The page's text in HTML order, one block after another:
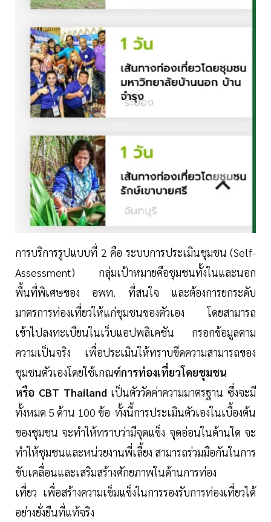
การบริการรูปแบบที่ 2 คือ ระบบการประเมินชุมชน (Self-
Assessment) กลุ่มเป้าหมายคือชุมชนทั้งในและนอก
พื้นที่พิเศษของ อพท. ที่สนใจ และต้องการยกระดับ
มาตรการท่องเที่ยวให้แก่ชุมชนของตัวเอง โดยสามารถ
เข้าไปลงทะเบียนในเว็บแอปพลิเคชัน กรอกข้อมูลตาม
ความเป็นจริง เพื่อประเมินให้ทราบขีดความสามารถของ
ชุมชนตัวเองโดยใช้เกณฑ์การท่องเที่ยวโดยชุมชน
หรือ CBT Thailand เป็นตัววัดค่าความมาตรฐาน ซึ่งจะมี
ทั้งหมด 5 ด้าน 100 ข้อ ทั้งนี้การประเมินตัวเองในเบื้องต้น
ของชุมชน จะทำให้ทราบว่ามีจุดแข็ง จุดอ่อนในด้านใด จะ
ทำให้ชุมชนและหน่วยงานพี่เลี้ยง สามารถร่วมมือกันในการ
ขับเคลื่อนและเสริมสร้างศักยภาพในด้านการท่อง
เที่ยว เพื่อสร้างความเข็มแข็งในการรองรับการท่องเที่ยวได้
อย่างยั่งยืนที่แท้จริง